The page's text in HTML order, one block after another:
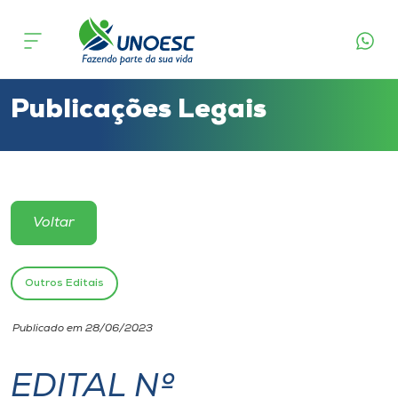
Cursos
Atendimento ao Estudante
Portal de Ensino
Unoesc
Internacionalização
Publicações Legais
Voltar
Outros Editais
Publicado em 28/06/2023
EDITAL Nº